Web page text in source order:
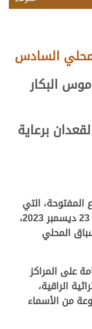
السادس
البكار
برعاية
التي
أقيمت بميدان التحدي مساء اليوم السبت 23 ديسمبر 2023،
المحلي
على المراكز
الراقية،
من الأسماء